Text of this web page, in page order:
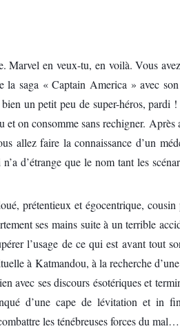
Marvel en veux-tu, en voilà. Vous
saga « Captain America » avec
un petit peu de super-héros,
et on consomme sans rechigner.
allez faire la connaissance d’un
d’étrange que le nom tant les
prétentieux et égocentrique,
ses mains suite à un terrible
l’usage de ce qui est avant tout
à Katmandou, à la recherche
avec ses discours ésotériques et
d’une cape de lévitation et in
les ténébreuses forces du mal…